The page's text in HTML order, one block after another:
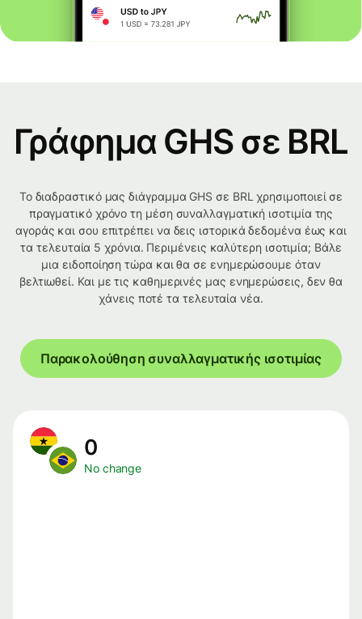
Γράφημα GHS σε BRL
Το διαδραστικό μας διάγραμμα GHS σε BRL χρησιμοποιεί σε
πραγματικό χρόνο τη μέση συναλλαγματική ισοτιμία της
αγοράς και σου επιτρέπει να δεις ιστορικά δεδομένα έως και
τα τελευταία 5 χρόνια. Περιμένεις καλύτερη ισοτιμία; Βάλε
μια ειδοποίηση τώρα και θα σε ενημερώσουμε όταν
βελτιωθεί. Και με τις καθημερινές μας ενημερώσεις, δεν θα
χάνεις ποτέ τα τελευταία νέα.
Παρακολούθηση συναλλαγματικής ισοτιμίας
0
No change